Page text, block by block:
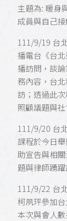
主題為: 暖身
成員與自己
111/9/19 台
播電台《台
播訪問，談
務內容，台
訪；透過此
照顧議題與
111/9/20 台
課程於今日
助宣告與相
題與律師踴躍
111/9/22 台
柯夙玶參加
本次與會人